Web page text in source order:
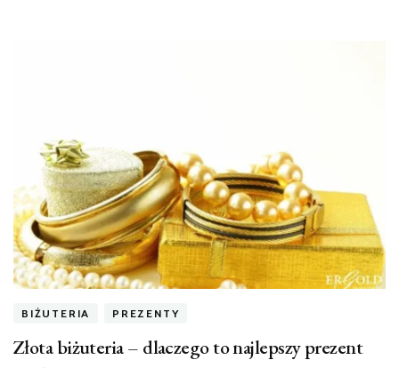
BIŻUTERIA PREZENTY
Złota biżuteria – dlaczego to najlepszy prezent